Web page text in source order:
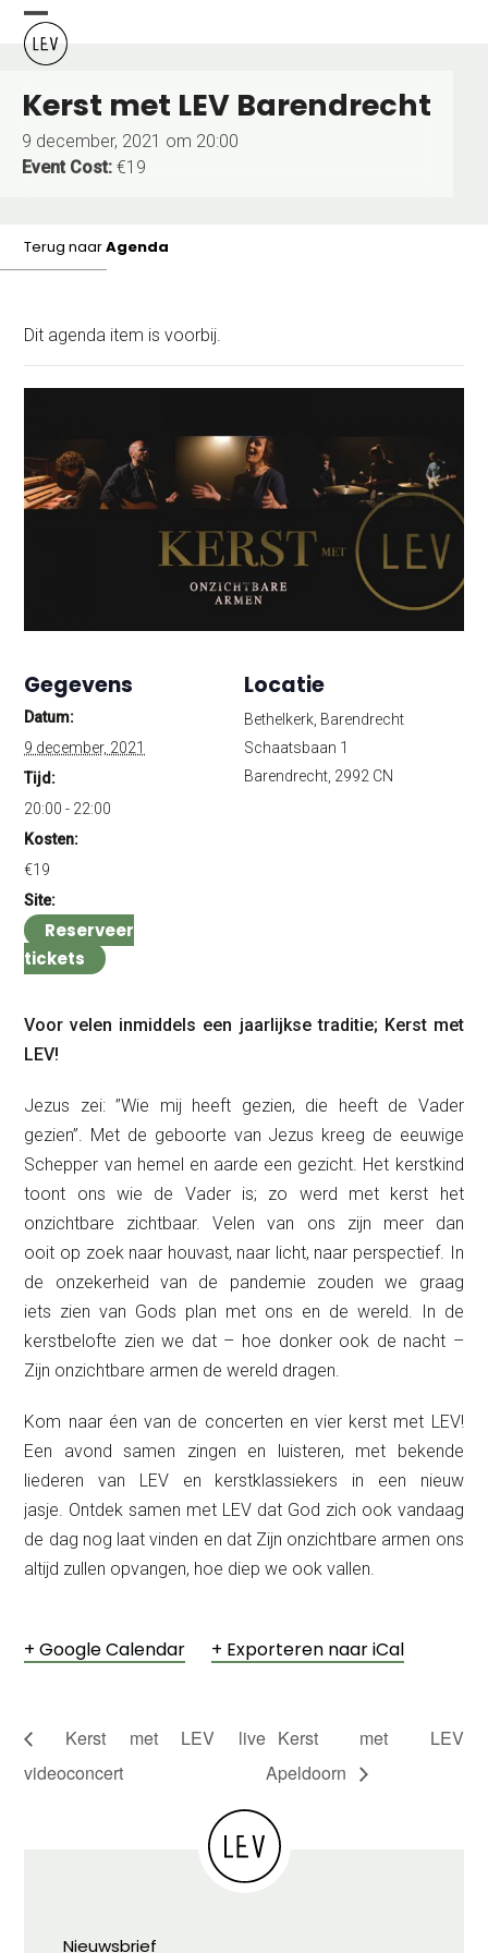
Skip
content
Open
mobile
menu
Close
mobile
menu
Kerst met LEV Barendrecht
9 december, 2021 om 20:00
Event Cost: €19
Terug naarAgenda
Dit agenda item is voorbij.
Voor velen inmiddels een jaarlijkse traditie; Kerst met
LEV!
Jezus zei: ”Wie mij heeft gezien, die heeft de Vader
gezien”. Met de geboorte van Jezus kreeg de eeuwige
Schepper van hemel en aarde een gezicht. Het kerstkind
toont ons wie de Vader is; zo werd met kerst het
onzichtbare zichtbaar. Velen van ons zijn meer dan
ooit op zoek naar houvast, naar licht, naar perspectief. In
de onzekerheid van de pandemie zouden we graag
iets zien van Gods plan met ons en de wereld. In de
kerstbelofte zien we dat – hoe donker ook de nacht –
Zijn onzichtbare armen de wereld dragen.
Kom naar éen van de concerten en vier kerst met LEV!
Een avond samen zingen en luisteren, met bekende
liederen van LEV en kerstklassiekers in een nieuw
jasje. Ontdek samen met LEV dat God zich ook vandaag
de dag nog laat vinden en dat Zijn onzichtbare armen ons
altijd zullen opvangen, hoe diep we ook vallen.
+ Google Calendar + Exporteren naar iCal
Gegevens
Datum:
9 december, 2021
Tijd:
20:00 - 22:00
Kosten:
€19
Site:
Reserveer
tickets
Locatie
Bethelkerk, Barendrecht
Schaatsbaan 1
Barendrecht 2992 CN
Kerst met LEV live
videoconcert
Kerst met LEV
Apeldoorn
Nieuwsbrief